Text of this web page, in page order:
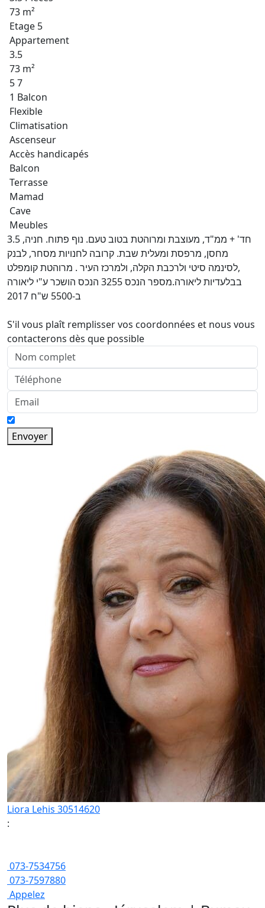
73 m²
Etage 5
Appartement
3.5
73 m²
5 7
1 Balcon
Flexible
Climatisation
Ascenseur
Accès handicapés
Balcon
Terrasse
Mamad
Cave
Meubles
3.5 חד' + ממ"ד, מעוצבת ומרוהטת בטוב טעם. נוף פתוח. חניה,
מחסן, מרפסת ומעלית שבת. קרובה לחנויות מסחר, לבנק
,לסינמה סיטי ולרכבת הקלה, ולמרכז העיר . מרוהטת קומפלט
בבלעדיות ליאורה.מספר הנכס 3255 הנכס הושכר ע"י ליאורה
ב-5500 ש"ח 2017
S'il vous plaît remplisser vos coordonnées et nous vous
contacterons dès que possible
Envoyer
Liora Lehis 30514620
:
073-7534756
073-7597880
Appelez